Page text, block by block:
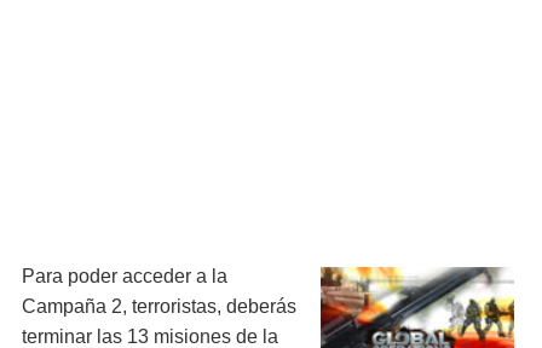
Para poder acceder a la
Campaña 2, terroristas, deberás
terminar las 13 misiones de la